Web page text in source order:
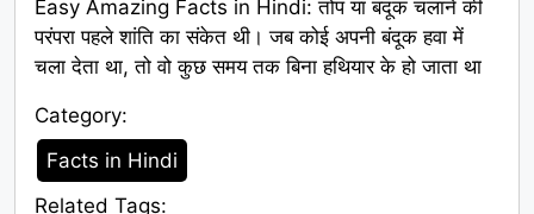
Easy Amazing Facts in Hindi: तोप या बंदूक चलाने की
परंपरा पहले शांति का संकेत थी। जब कोई अपनी बंदूक हवा में
चला देता था, तो वो कुछ समय तक बिना हथियार के हो जाता था
Category:
Category
Facts in Hindi
Related Tags: